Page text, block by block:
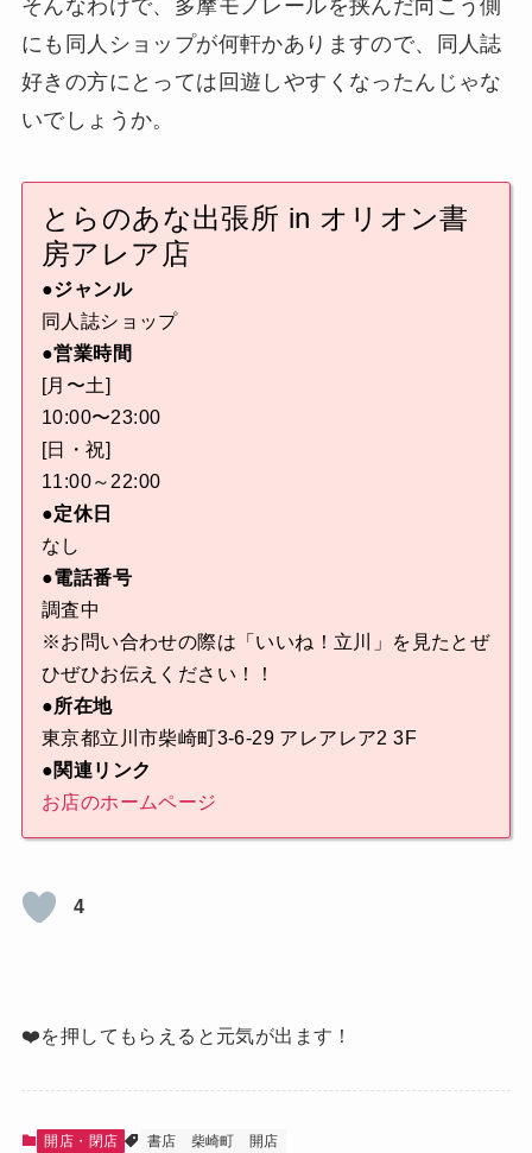
そんなわけで、多摩モノレールを挟んだ向こう側
にも同人ショップが何軒かありますので、同人誌
好きの方にとっては回遊しやすくなったんじゃな
いでしょうか。
とらのあな出張所 in オリオン書
房アレア店
●ジャンル
同人誌ショップ
●営業時間
[月〜土]
10:00〜23:00
[日・祝]
11:00～22:00
●定休日
なし
●電話番号
調査中
※お問い合わせの際は「いいね！立川」を見たとぜ
ひぜひお伝えください！！
●所在地
東京都立川市柴崎町3-6-29 アレアレア2 3F
●関連リンク
お店のホームページ
4
❤️を押してもらえると元気が出ます！
開店・閉店 書店 柴崎町 開店